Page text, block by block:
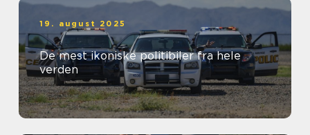
19. august 2025
De mest ikoniske politibiler fra hele
verden